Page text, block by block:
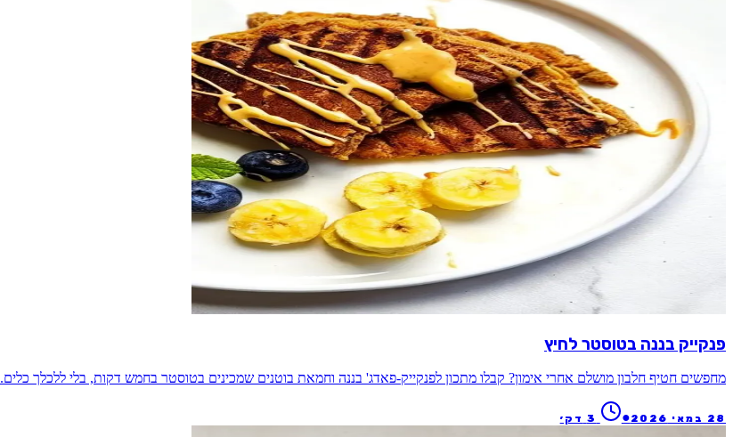
פנקייק בננה בטוסטר לחיץ
מחפשים חטיף חלבון מושלם אחרי אימון? קבלו מתכון לפנקייק-פאדג' בננה וחמאת בוטנים שמכינים בטוסטר בחמש דקות, בלי ללכלך כלים.
28 במאי 2026 ●
3 דק׳